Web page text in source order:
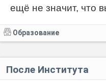
ещё не значит, что
Образование
После Института